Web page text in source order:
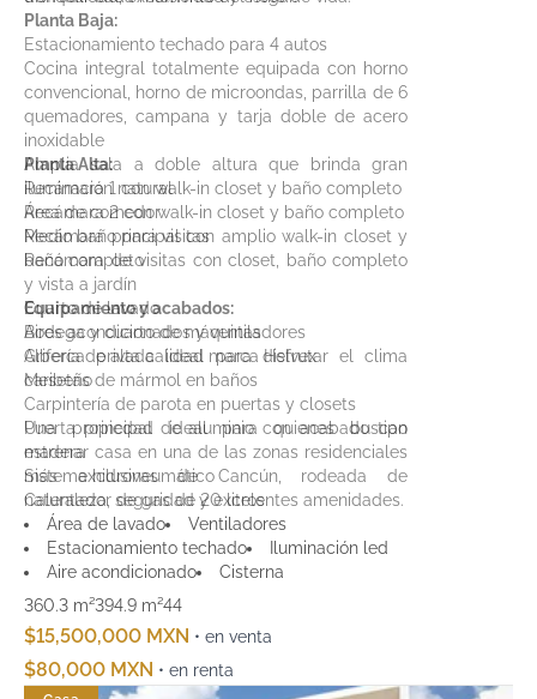
Planta Baja:
Estacionamiento techado para 4 autos
Cocina integral totalmente equipada con horno
convencional, horno de microondas, parrilla de 6
quemadores, campana y tarja doble de acero
inoxidable
Amplia sala a doble altura que brinda gran
iluminación natural
Área de comedor
Medio baño para visitas
Recámara de visitas con closet, baño completo
y vista a jardín
Cuarto de lavado
Bodega y cuarto de máquinas
Alberca privada ideal para disfrutar el clima
caribeño
Planta Alta:
Recámara 1 con walk-in closet y baño completo
Recámara 2 con walk-in closet y baño completo
Recámara principal con amplio walk-in closet y
baño completo
Equipamiento y acabados:
Aires acondicionados y ventiladores
Grifería de alta calidad marca Helvex
Mesetas de mármol en baños
Carpintería de parota en puertas y closets
Puerta principal de aluminio con acabado tipo
madera
Sistema hidroneumático
Calentador de gas de 20 litros
Una propiedad ideal para quienes buscan
estrenar casa en una de las zonas residenciales
más exclusivas de Cancún, rodeada de
naturaleza, seguridad y excelentes amenidades.
Área de lavado
Ventiladores
Estacionamiento techado
Iluminación led
Aire acondicionado
Cisterna
360.3 m²394.9 m²44
$15,500,000 MXN • en venta
$80,000 MXN • en renta